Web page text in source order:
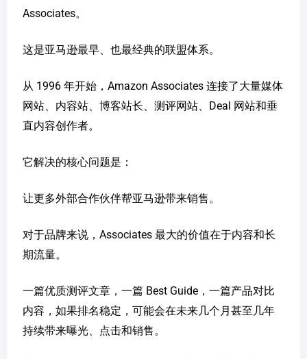
Associates。
这是亚马逊最早、也最经典的联盟体系。
从 1996 年开始，Amazon Associates 连接了大量媒体
网站、内容站、博客站长、测评网站、Deal 网站和垂
直内容创作者。
它解决的核心问题是：
让更多外部合作伙伴帮亚马逊带来销售。
对于品牌来说，Associates 最大的价值在于内容和长
期流量。
一篇优质测评文章，一篇 Best Guide，一篇产品对比
内容，如果排名稳定，可能会在未来几个月甚至几年
持续带来曝光、点击和销售。